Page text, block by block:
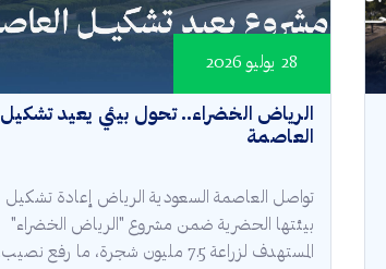
الرياض الخضراء.. تحول بيئي يعيد تشكيل
العاصمة
28 يوليو 2026
تواصل العاصمة السعودية الرياض إعادة تشكيل
بيئتها الحضرية ضمن مشروع "الرياض الخضراء"
المستهدف لزراعة 7.5 مليون شجرة، ما رفع نصيب...